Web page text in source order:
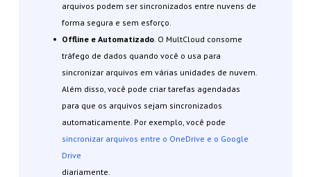
arquivos podem ser sincronizados entre nuvens de
forma segura e sem esforço.
Offline e Automatizado. O MultCloud consome
tráfego de dados quando você o usa para
sincronizar arquivos em várias unidades de nuvem.
Além disso, você pode criar tarefas agendadas
para que os arquivos sejam sincronizados
automaticamente. Por exemplo, você pode
sincronizar arquivos entre o OneDrive e o Google
Drive
diariamente.